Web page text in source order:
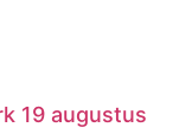
19 augustus